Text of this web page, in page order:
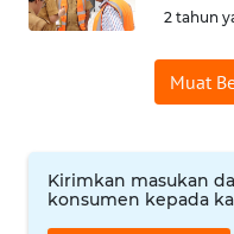
2 tahun
Muat
Kirimkan masukan
konsumen kepada
WN
WN